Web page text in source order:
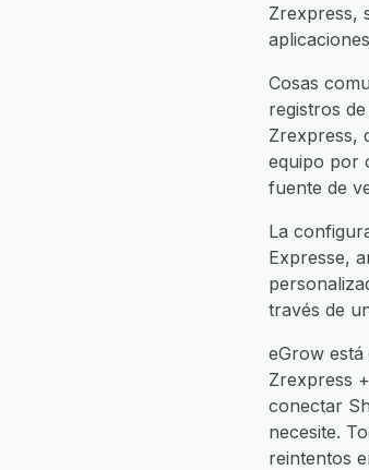
Zrexpress,
Cosas
registros
Zrexpress,
equipo por
fuente de
La
Expresse,
través de
eGrow
Zrexpress
conectar
necesite.
reintentos